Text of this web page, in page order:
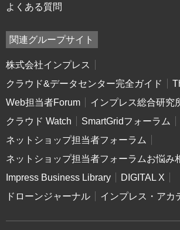
よくある質問
関連グループサイト
株式会社インプレス
クラウド&データセンター完全ガイド
Web担当者Forum
インプレス総合研究
クラウド Watch
SmartGridフォーラム
ネットショップ担当者フォーラム
ネットショップ担当者フォーラムお悩み
Impress Business Library
DIGITAL X
ドローンジャーナル
インプレス・アカ